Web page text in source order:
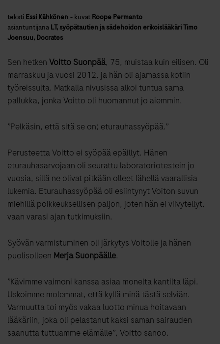
teksti Essi Kähkönen ~ kuvat Roope Permanto
asiantuntijana LT, syöpätautien ja sädehoidon erikoislääkäri Timo
Joensuu, Docrates
Sen hetken Voitto Suonpää, 75, muistaa kuin eilisen. Oli
marraskuu ja vuosi 2012, ja hän oli ajamassa kotiin
työreissulta. Matkalla nivusissa alkoi tuntua sama
pallukka, jonka Voitto oli huomannut jo aiemmin.
”Pelkäsin, että sitä se on; eturauhassyöpää.”
Perusteetta Voitto ei syöpää epäillyt. Hänen
eturauhasarvojaan oli seurattu laboratoriotestein jo
vuosia, sillä ne olivat pitkään olleet lähellä vaarallisia
lukemia. Eturauhassyöpää oli esiintynyt Voiton suvun
miehillä poikkeuksellisen paljon, joten hän ei viivytellyt,
vaan varasi ajan tutkimuksiin.
Syövän varmistuminen oli järkytys Voitolle ja hänen
puolisolleen Merja Suonpäälle.
”Kävimme vaimoni kanssa asiaa monelta kantilta läpi.
Uskoimme molemmat, että kyllä minä tästä selviän.
Varmuutta toi myös vakaa luotto minua hoitavaan
lääkäriin, joka oli pelastanut kaksi saman sairauden
saanutta tuttuamme elämälle”, Voitto sanoo.